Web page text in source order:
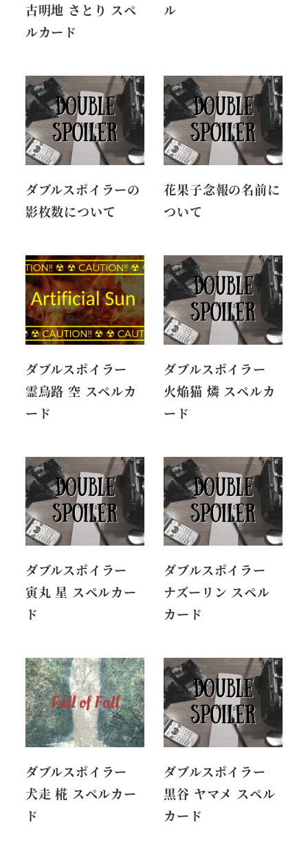
古明地 さとり スペ
ルカード
ル
ダブルスポイラーの
影枚数について
花果子念報の名前に
ついて
ダブルスポイラー
霊烏路 空 スペルカ
ード
ダブルスポイラー
火焔猫 燐 スペルカ
ード
ダブルスポイラー
寅丸 星 スペルカー
ド
ダブルスポイラー
ナズーリン スペル
カード
ダブルスポイラー
犬走 椛 スペルカー
ド
ダブルスポイラー
黒谷 ヤマメ スペル
カード